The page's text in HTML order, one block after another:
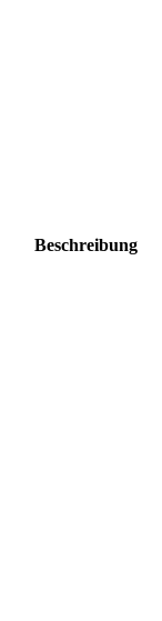
Beschreibung